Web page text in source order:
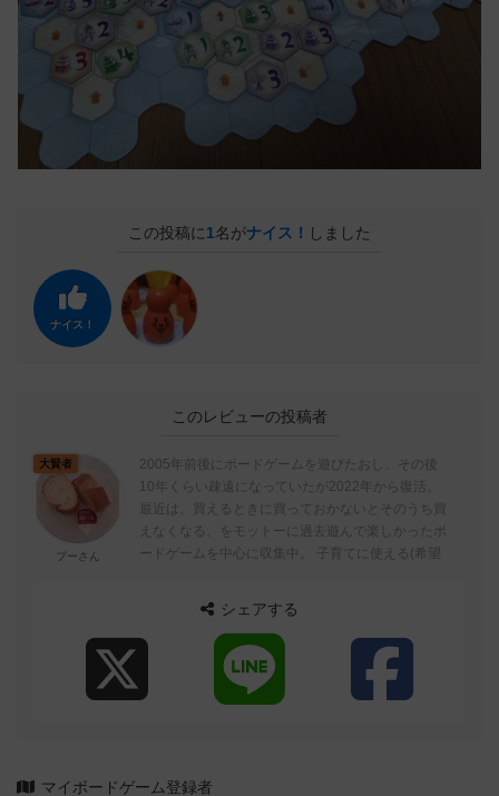
この投稿に1名がナイス！ しました
ナイス！
このレビューの投稿者
大賢者
プーさん
2005年前後にボードゲームを遊びたおし、その後
10年くらい疎遠になっていたが2022年から復活。
最近は、買えるときに買っておかないとそのうち買
えなくなる、をモットーに過去遊んで楽しかったボ
ードゲームを中心に収集中。 子育てに使える(希望
シェアする
マイボードゲーム登録者